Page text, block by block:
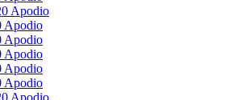
Apodio
Apodio
Apodio
Apodio
Apodio
Apodio
Apodio